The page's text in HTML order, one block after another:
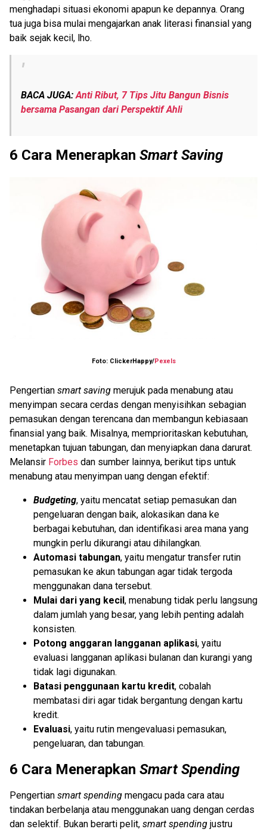
menghadapi situasi ekonomi apapun ke depannya. Orang
tua juga bisa mulai mengajarkan anak literasi finansial yang
baik sejak kecil, lho.
BACA JUGA: Anti Ribut, 7 Tips Jitu Bangun Bisnis
bersama Pasangan dari Perspektif Ahli
6 Cara Menerapkan Smart Saving
Foto: ClickerHappy/Pexels
Pengertian smart saving merujuk pada menabung atau
menyimpan secara cerdas dengan menyisihkan sebagian
pemasukan dengan terencana dan membangun kebiasaan
finansial yang baik. Misalnya, memprioritaskan kebutuhan,
menetapkan tujuan tabungan, dan menyiapkan dana darurat.
Melansir Forbes dan sumber lainnya, berikut tips untuk
menabung atau menyimpan uang dengan efektif:
Budgeting, yaitu mencatat setiap pemasukan dan
pengeluaran dengan baik, alokasikan dana ke
berbagai kebutuhan, dan identifikasi area mana yang
mungkin perlu dikurangi atau dihilangkan.
Automasi tabungan, yaitu mengatur transfer rutin
pemasukan ke akun tabungan agar tidak tergoda
menggunakan dana tersebut.
Mulai dari yang kecil, menabung tidak perlu langsung
dalam jumlah yang besar, yang lebih penting adalah
konsisten.
Potong anggaran langganan aplikasi, yaitu
evaluasi langganan aplikasi bulanan dan kurangi yang
tidak lagi digunakan.
Batasi penggunaan kartu kredit, cobalah
membatasi diri agar tidak bergantung dengan kartu
kredit.
Evaluasi, yaitu rutin mengevaluasi pemasukan,
pengeluaran, dan tabungan.
6 Cara Menerapkan Smart Spending
Pengertian smart spending mengacu pada cara atau
tindakan berbelanja atau menggunakan uang dengan cerdas
dan selektif. Bukan berarti pelit, smart spending justru